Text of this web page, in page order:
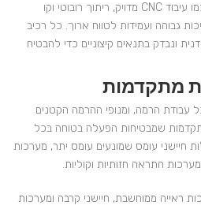
טכנולוגיות ייצור מתקדמות כמו עיבוד CNC מדויק, ריתוך רובוטי וקו
גבוהה ועמידות לטווח ארוך. כל רכיב
ונבדק בתנאים קיצוניים כדי להבטיח
מתקדמות
עבודת הרמה, ומנופי ההרמה הקטנים
שמבטיחות הפעלה בטוחה בכל
חיישני עומס שמונעים עומס יתר, מערכות
התראה חזותיות וקוליות.
ראייה ממוחשבת, חיישני קרבה ומערכות